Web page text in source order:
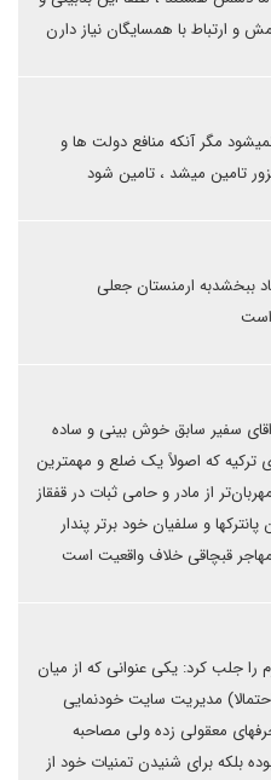
و ارتباط با همسایگان نیاز دارن
مگر آنکه منافع دولت ها و
تامین میشد ، تامین شود
ببخشدبه ارمنستان جعلی
است
اقای سفیر سابق خوش بینی و ساده
فرمت ۳+۳ پیشنهادی ترکیه که اصولاً یک ضلع و مهمترین
از مادر و حامی ثبات در قفقاز
و سلفیان خود برتر پندار
قبچاقی خلاف واقعیت است
را جلب کرد: یکی عنوانی که از میان
مدیریت سایت خودنمایی
معقولی زده ولی مصاحبه
بلکه برای شنیدن تمنیات خود از